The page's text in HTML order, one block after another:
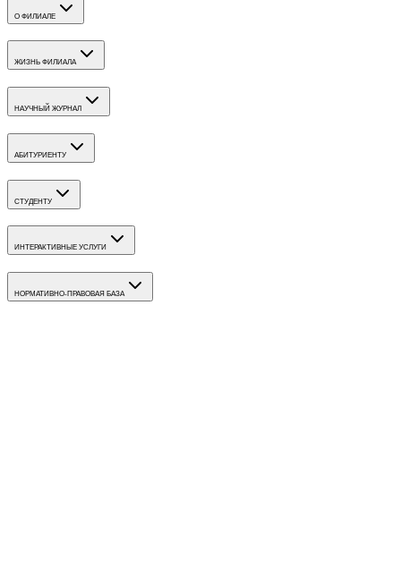
О ФИЛИАЛЕ
ЖИЗНЬ ФИЛИАЛА
НАУЧНЫЙ ЖУРНАЛ
АБИТУРИЕНТУ
СТУДЕНТУ
ИНТЕРАКТИВНЫЕ УСЛУГИ
НОРМАТИВНО-ПРАВОВАЯ БАЗА